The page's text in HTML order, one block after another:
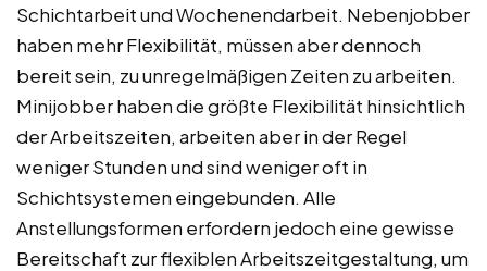
Schichtarbeit und Wochenendarbeit. Nebenjobber
haben mehr Flexibilität, müssen aber dennoch
bereit sein, zu unregelmäßigen Zeiten zu arbeiten.
Minijobber haben die größte Flexibilität hinsichtlich
der Arbeitszeiten, arbeiten aber in der Regel
weniger Stunden und sind weniger oft in
Schichtsystemen eingebunden. Alle
Anstellungsformen erfordern jedoch eine gewisse
Bereitschaft zur flexiblen Arbeitszeitgestaltung, um